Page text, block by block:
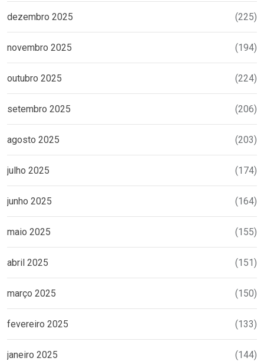
dezembro 2025 (225)
novembro 2025 (194)
outubro 2025 (224)
setembro 2025 (206)
agosto 2025 (203)
julho 2025 (174)
junho 2025 (164)
maio 2025 (155)
abril 2025 (151)
março 2025 (150)
fevereiro 2025 (133)
janeiro 2025 (144)